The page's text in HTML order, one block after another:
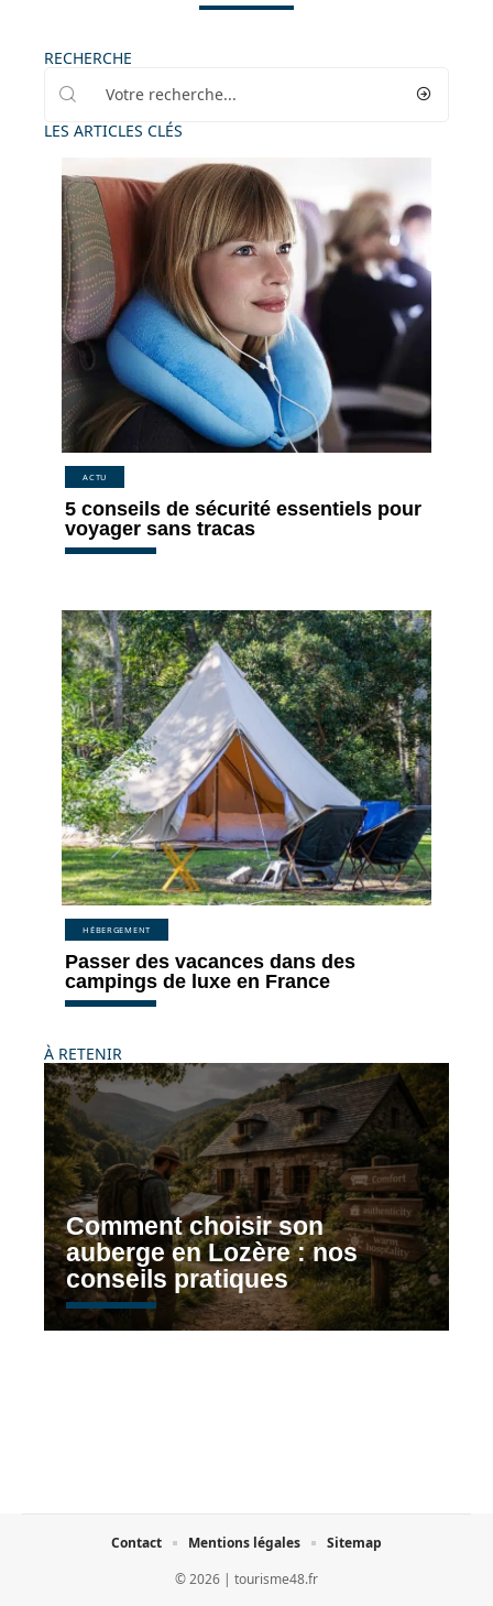
RECHERCHE
LES ARTICLES CLÉS
ACTU
5 conseils de sécurité essentiels pour
voyager sans tracas
HÉBERGEMENT
Passer des vacances dans des
campings de luxe en France
À RETENIR
Comment choisir son
auberge en Lozère : nos
conseils pratiques
© 2026 | tourisme48.fr
Contact Mentions légales Sitemap